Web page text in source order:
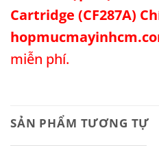
Cartridge (CF287A)
miễn phí.
SẢN PHẨM TƯƠNG TỰ